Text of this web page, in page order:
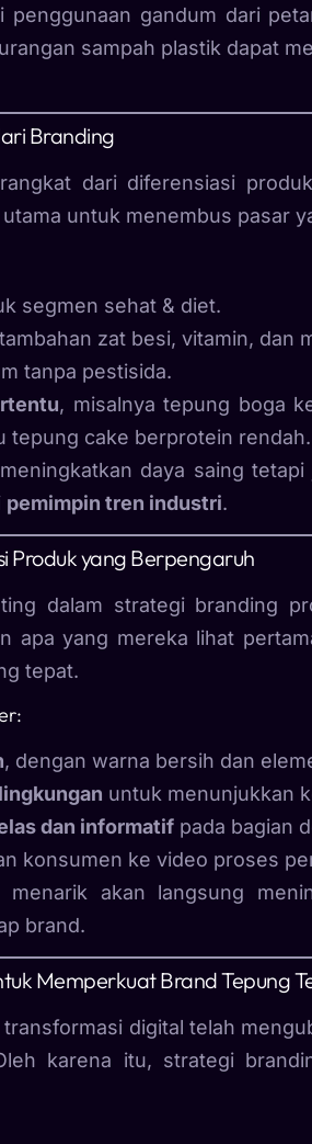
penggunaan gandum dari
sampah plastik dapat
Branding
dari diferensiasi
untuk menembus pasar
segmen sehat & diet.
zat besi, vitamin, dan
tanpa pestisida.
, misalnya tepung boga
tepung cake berprotein rendah.
daya saing
pemimpin tren industri.
Produk yang Berpengaruh
dalam strategi branding
apa yang mereka lihat
tepat.
, dengan warna bersih dan
untuk menunjukkan
dan informatif pada bagian
konsumen ke video proses
akan langsung
brand.
Memperkuat Brand Tepung
digital telah
karena itu, strategi